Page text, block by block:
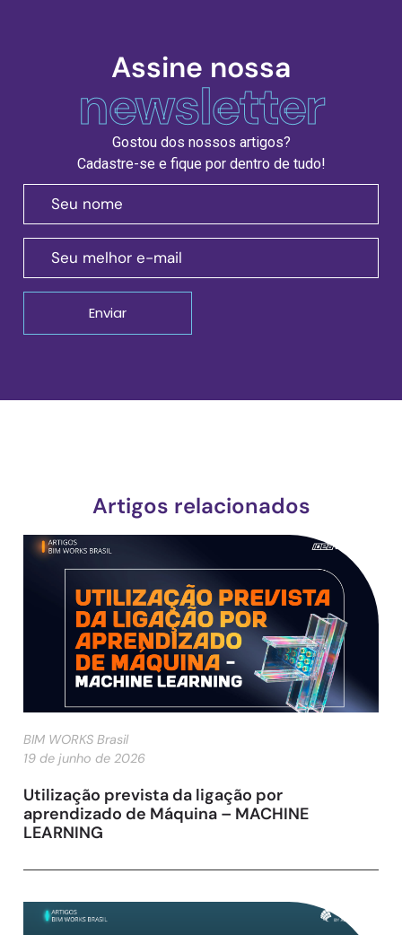
Assine nossa
newsletter
Gostou dos nossos artigos?
Cadastre-se e fique por dentro de tudo!
Artigos relacionados
Utilização prevista da ligação por
aprendizado de Máquina – MACHINE
LEARNING
BIM WORKS Brasil
19 de junho de 2026